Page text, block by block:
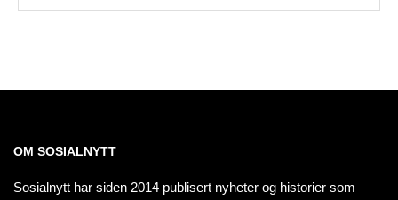
OM SOSIALNYTT
Sosialnytt har siden 2014 publisert nyheter og historier som